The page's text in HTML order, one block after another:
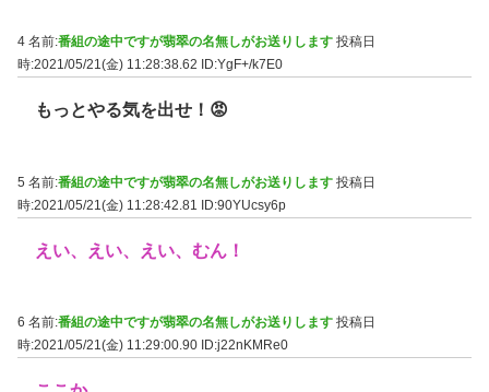
4 名前:番組の途中ですが翡翠の名無しがお送りします 投稿日
時:2021/05/21(金) 11:28:38.62
ID:YgF+/k7E0
もっとやる気を出せ！😡
5 名前:番組の途中ですが翡翠の名無しがお送りします 投稿日
時:2021/05/21(金) 11:28:42.81 ID:90YUcsy6p
えい、えい、えい、むん！
6 名前:番組の途中ですが翡翠の名無しがお送りします 投稿日
時:2021/05/21(金) 11:29:00.90 ID:j22nKMRe0